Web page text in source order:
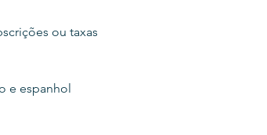
ou taxas
e espanhol